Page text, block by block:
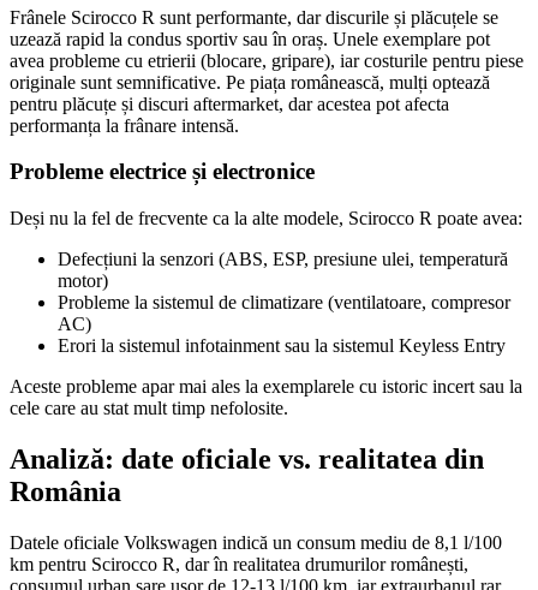
Frânele Scirocco R sunt performante, dar discurile și plăcuțele se
uzează rapid la condus sportiv sau în oraș. Unele exemplare pot
avea probleme cu etrierii (blocare, gripare), iar costurile pentru piese
originale sunt semnificative. Pe piața românească, mulți optează
pentru plăcuțe și discuri aftermarket, dar acestea pot afecta
performanța la frânare intensă.
Probleme electrice și electronice
Deși nu la fel de frecvente ca la alte modele, Scirocco R poate avea:
Defecțiuni la senzori (ABS, ESP, presiune ulei, temperatură
motor)
Probleme la sistemul de climatizare (ventilatoare, compresor
AC)
Erori la sistemul infotainment sau la sistemul Keyless Entry
Aceste probleme apar mai ales la exemplarele cu istoric incert sau la
cele care au stat mult timp nefolosite.
Analiză: date oficiale vs. realitatea din
România
Datele oficiale Volkswagen indică un consum mediu de 8,1 l/100
km pentru Scirocco R, dar în realitatea drumurilor românești,
consumul urban sare ușor de 12-13 l/100 km, iar extraurbanul rar